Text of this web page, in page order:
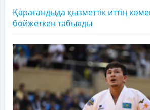
Қарағандыда қызметтік иттің
бойжеткен табылды